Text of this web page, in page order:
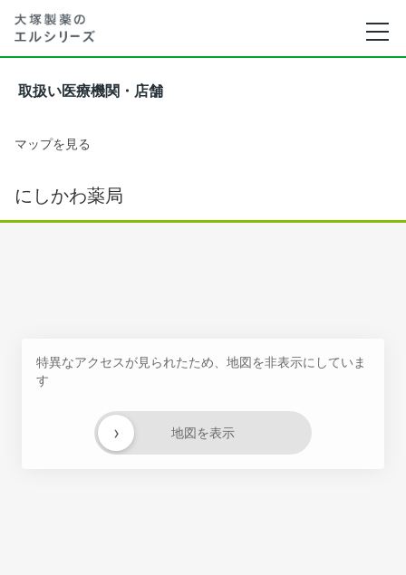
取扱い医療機関・店舗
マップを見る
にしかわ薬局
特異なアクセスが見られたため、地図を非表示にしていま
す
地図を表示
›